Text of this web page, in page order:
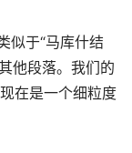
似于“马库什结
他段落。我们的
在是一个细粒度